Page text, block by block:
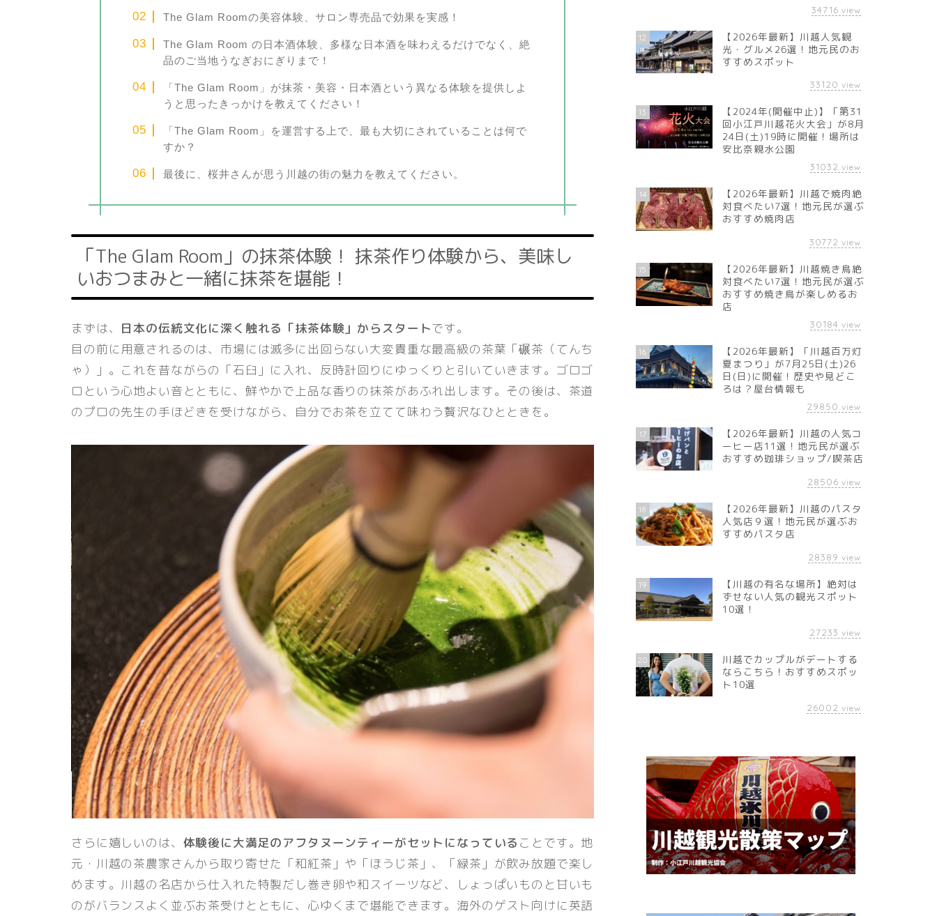
The Glam Roomの美容体験、サロン専売品で効果を実感！
The Glam Room の日本酒体験、多様な日本酒を味わえるだけでなく、絶
品のご当地うなぎおにぎりまで！
「The Glam Room」が抹茶・美容・日本酒という異なる体験を提供しよ
うと思ったきっかけを教えてください！
「The Glam Room」を運営する上で、最も大切にされていることは何で
すか？
最後に、桜井さんが思う川越の街の魅力を教えてください。
「The Glam Room」の抹茶体験！ 抹茶作り体験から、美味し
いおつまみと一緒に抹茶を堪能！
まずは、 日本の伝統文化に深く触れる「抹茶体験」からスタートです。
目の前に用意されるのは、市場には滅多に出回らない大変貴重な最高級の茶葉「碾茶（てんち
ゃ）」。これを昔ながらの「石臼」に入れ、反時計回りにゆっくりと引いていきます。ゴロゴ
ロという心地よい音とともに、鮮やかで上品な香りの抹茶があふれ出します。その後は、茶道
のプロの先生の手ほどきを受けながら、自分でお茶を立てて味わう贅沢なひとときを。
さらに嬉しいのは、 体験後に大満足のアフタヌーンティーがセットになっている ことです。地
元・川越の茶農家さんから取り寄せた「和紅茶」や「ほうじ茶」、「緑茶」が飲み放題で楽し
めます。川越の名店から仕入れた特製だし巻き卵や和スイーツなど、しょっぱいものと甘いも
のがバランスよく並ぶお茶受けとともに、心ゆくまで堪能できます。海外のゲスト向けに英語
34716 view
12
【2026年最新】川越人気観
光・グルメ26選！地元民のお
すすめスポット
33120 view
13
【2024年(開催中止)】「第31
回小江戸川越花火大会」が8月
24日(土)19時に開催！場所は
安比奈親水公園
31032 view
14
【2026年最新】川越で焼肉絶
対食べたい7選！地元民が選ぶ
おすすめ焼肉店
30772 view
15
【2026年最新】川越焼き鳥絶
対食べたい7選！地元民が選ぶ
おすすめ焼き鳥が楽しめるお
店
30184 view
16
【2026年最新】「川越百万灯
夏まつり」が7月25日(土)26
日(日)に開催！歴史や見どこ
ろは？屋台情報も
29850 view
17
【2026年最新】川越の人気コ
ーヒー店11選！地元民が選ぶ
おすすめ珈琲ショップ/喫茶店
28506 view
18
【2026年最新】川越のパスタ
人気店９選！地元民が選ぶお
すすめパスタ店
28389 view
19
【川越の有名な場所】絶対は
ずせない人気の観光スポット
10選！
27233 view
20
川越でカップルがデートする
ならこちら！おすすめスポッ
ト10選
26002 view